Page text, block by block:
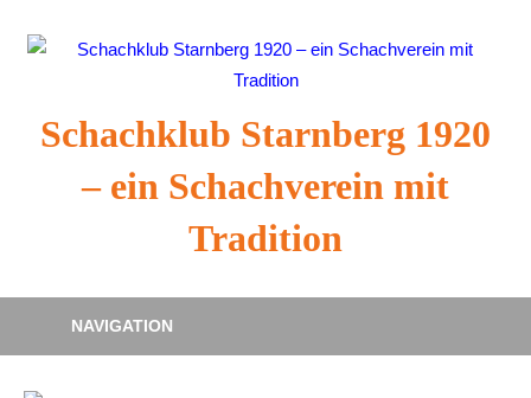
Inhalt
Schachklub Starnberg 1920
– ein Schachverein mit
Tradition
NAVIGATION